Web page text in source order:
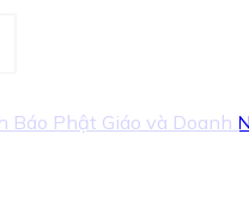
Báo Phật Giáo và Doanh